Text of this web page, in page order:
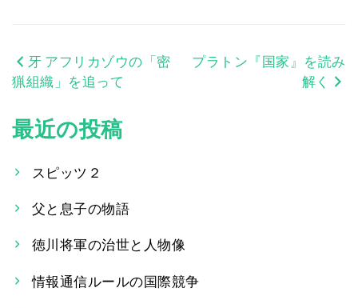
投
ナ
ビ
シ
ョ
牙 アフリカゾウの「密
猟組織」を追って
プラトン『国家』を読み
解く
最近の投稿
スピッツ２
父と息子の物語
徳川将軍の治世と人物像
情報通信ルールの国際競争